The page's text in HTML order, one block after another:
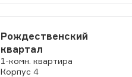
Рождественский
квартал
1-комн. квартира
Корпус 4